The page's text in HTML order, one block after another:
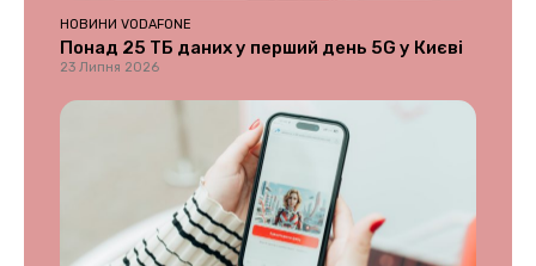
НОВИНИ VODAFONE
Понад 25 ТБ даних у перший день 5G у Києві
23 Липня 2026